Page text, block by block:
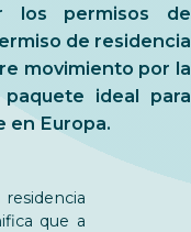
los permisos de
de residencia
movimiento por la
ideal para
en Europa.
que a